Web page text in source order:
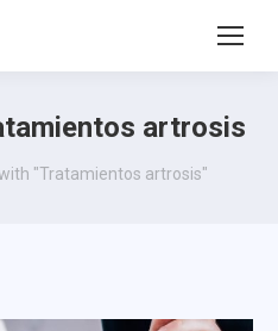
artrosis
"Tratamientos artrosis"